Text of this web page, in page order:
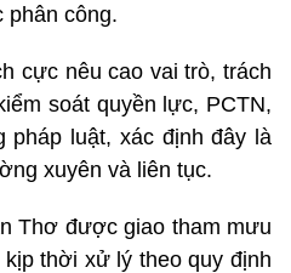
phân công.
cực nêu cao vai trò, trách
soát quyền lực, PCTN,
pháp luật, xác định đây là
xuyên và liên tục.
Thơ được giao tham mưu
thời xử lý theo quy định